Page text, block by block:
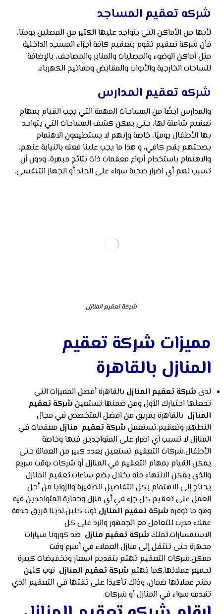
شركه تعقيم المساجد
لأنها من الأماكن التي يتواجد عليها الكثير من المصلين يوميًا،
فأن شركة تعقيم تقوم بتعقيم كافة أجزاء المسجد الداخلية
مثل أماكن الوضوء والمصليات والمنابر والمصاحف، بالإضافة
للساحات الخارجية والأبواب والمقابض ومفاتيح الكهرباء.
شركه تعقيم المدارس
والمدارس ايضًا من المساحات المهمة التي يجب القيام بمهام
تعقيم شاملة لها، حتى يمكن كشف المساحات التي يتواجد
بها الأطفال يوميًا، خاصة وإنهم لا يستطيعون الاهتمام
بصحتهم بقدر كافي، و هذا ما يجب علينا فعله بالنيابة عنهم،
والاهتمام باستخدام أنواع معقمات ذات نتائج مبهرة، ودون أن
تسبب لهم أي اضرار صحية سواء على الجلد أو الجهاز التنفسي.
شركة تعقيم المنازل
مميزات شركة تعقيم
المنازل بالقاهرة
لدى شركة تعقيم المنازل بالقاهرة أفضل المميزات التي
تجعلها اختيارك الأول ومن ضمنها:تستعين شركة تعقيم
المنازل بالقاهرة بفريق من افضل المتخصص في مجال
التطهير وتعقيم.تستعمل شركة تعقيم منازل معقمات في
المنازل لا تسبب أي اضرار على المتواجدين فيها وخاصة
الأطفال.شركات التعقيم تستعين بعدد كبير من العمالة حتى
يمكن القيام بمهام التعقيم في المنازل أو شركات بوقت سريع
والذي يمكن الانتهاء منه بخلال بضع ساعات.تعقيم المنازل
يحتاج إلى الاهتمام بكل التفاصيل الصغيرة والزوايا من أجل
العمل على تعقيم كل جزء في أي منزل وحماية المتواجدين فيه
وهو ما توفره شركة تعقيم المنازل توب كلين.لدينا فريق خدمة
عملاء مدرب للتعامل مع الجمهور والرد على كل
الاستفسارات.تملك شركة تعقيم منازل ضد كورونا سيارات
مجهزة حتى تنتقل إلى منازل العملاء في أسرع وقت
ممكن.شركات التعقيم تهتم بتقديم اسعار وتخفيضات كبيرة
لجميع عملائها.كما تهتم شركة تعقيم المنازل توب كلين
بمنح عملائها ضمان، وذاك تأكيدًا على ثقتها في التعقيم الذي
تقدمه سواء في المنازل أو شركات.